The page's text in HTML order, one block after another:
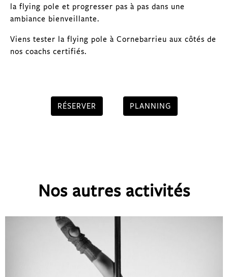
la flying pole et progresser pas à pas dans une
ambiance bienveillante.
Viens tester la flying pole à Cornebarrieu aux côtés de
nos coachs certifiés.
RÉSERVER PLANNING
Nos autres activités